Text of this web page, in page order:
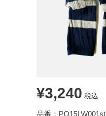
¥3,240 税込
品番：PO15LW001st